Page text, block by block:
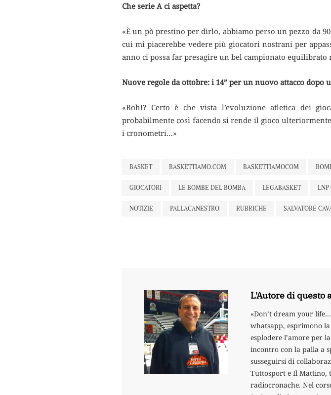
Che serie A ci aspetta?
«È un pò prestino per dirlo, abbiamo perso un pezzo da
cui mi piacerebbe vedere più giocatori nostrani per
anno ci possa far presagire un bel campionato equilibrato
Nuove regole da ottobre: i 14” per un nuovo attacco
«Boh!? Certo è che vista l’evoluzione atletica dei
probabilmente così facendo si rende il gioco
i cronometri…»
BASKET BASKETTIAMO.COM BASKETTIAMOCOM
GIOCATORI LE BOMBE DEL BOMBA LEGABASKET LNP
NOTIZIE PALLACANESTRO RUBRICHE SALVATORE
L'Autore di questo
«Don’t dream your
whatsapp, esprimono
esplodere l’amore per
incontro con la palla a
susseguirsi di
Tuttosport e Il Mattino,
radiocronache. Nel